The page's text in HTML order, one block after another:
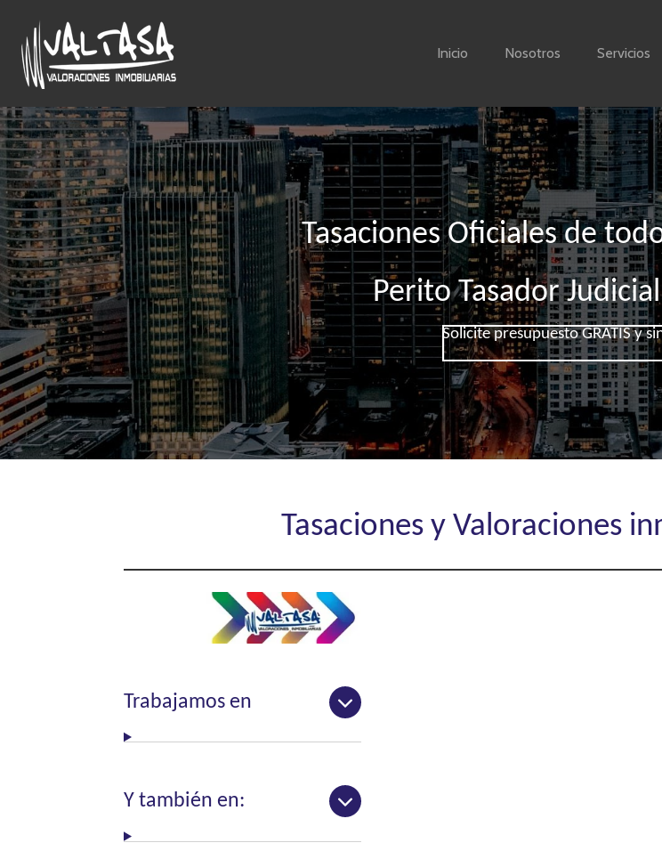
contenido
principal
Inicio Nosotros Servicios
Tasaciones Oficiales de
Perito Tasador
Solicite presupuesto GRATIS y
Tasaciones y Valoraciones
Trabajamos en
Y también en: